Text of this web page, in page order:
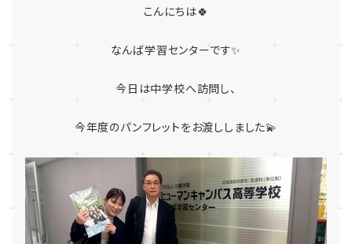
こんにちは🍀
なんば学習センターです✨
今日は中学校へ訪問し、
今年度のパンフレットをお渡ししました💫